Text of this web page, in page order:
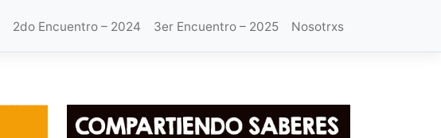
2do Encuentro – 2024 3er Encuentro – 2025 Nosotrxs